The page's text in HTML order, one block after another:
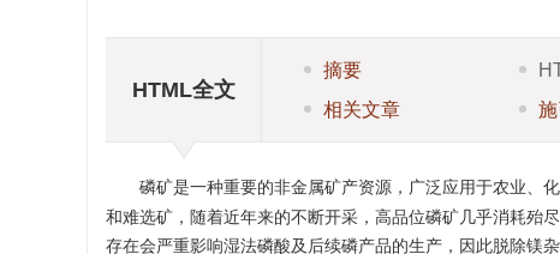
HTML全文
摘要
相关文章
磷矿是一种重要的非金属矿产资源，广泛应用于农业、
和难选矿，随着近年来的不断开采，高品位磷矿几乎消耗殆
存在会严重影响湿法磷酸及后续磷产品的生产，因此脱除镁